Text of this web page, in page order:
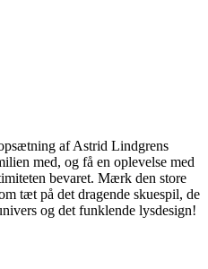
af Astrid Lindgrens
med, og få en oplevelse med
bevaret. Mærk den store
tæt på det dragende skuespil, de
og det funklende lysdesign!